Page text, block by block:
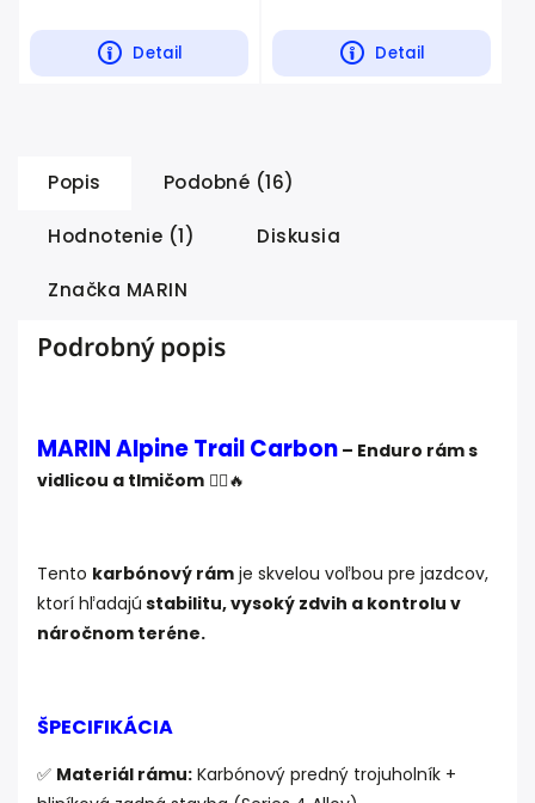
Detail Detail
cyklokros.
Popis Podobné (16)
Hodnotenie (1) Diskusia
Značka MARIN
Podrobný popis
MARIN Alpine Trail Carbon – Enduro rám s
vidlicou a tlmičom 🚵‍♂️🔥
Tento karbónový rám je skvelou voľbou pre jazdcov,
ktorí hľadajú stabilitu, vysoký zdvih a kontrolu v
náročnom teréne.
ŠPECIFIKÁCIA
✅ Materiál rámu: Karbónový predný trojuholník +